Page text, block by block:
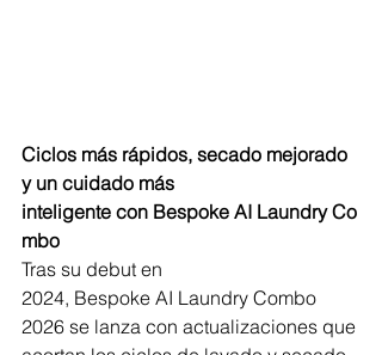
Ciclos más rápidos, secado mejorado
y un cuidado más
inteligente con Bespoke AI Laundry Co
mbo
Tras su debut en
2024, Bespoke AI Laundry Combo
2026 se lanza con actualizaciones que